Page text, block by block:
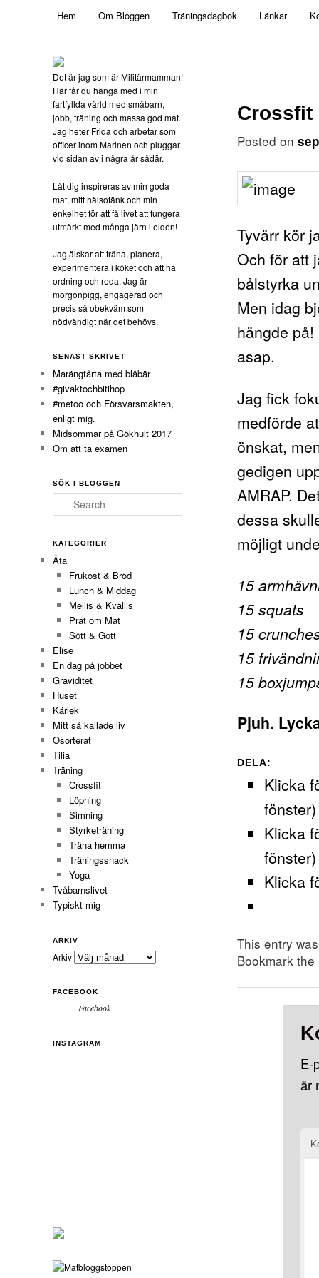
Militärmamman
Skip to primary content
Hem Om Bloggen Träningsdagbok Länkar
Crossfit
Posted on
Tyvärr kör
Och för att
bålstyrka
Men idag
hängde
asap.
Jag fick
medförde
önskat,
gedigen
AMRAP.
dessa
möjligt
15
15 squats
15
15
15
Pjuh.
DELA:
Klicka
fönster)
Klicka
fönster)
Klicka
This entry
Bookmark the
E-
är
Det är jag som är Militärmamman!
Här får du hänga med i min
fartfyllda värld med småbarn,
jobb, träning och massa god mat.
Jag heter Frida och arbetar som
officer inom Marinen och pluggar
vid sidan av i några år sådär.
Låt dig inspireras av min goda
mat, mitt hälsotänk och min
enkelhet för att få livet att fungera
utmärkt med många järn i elden!
Jag älskar att träna, planera,
experimentera i köket och att ha
ordning och reda. Jag är
morgonpigg, engagerad och
precis så obekväm som
nödvändigt när det behövs.
SENAST SKRIVET
Marängtårta med blåbär
#givaktochbitihop
#metoo och Försvarsmakten,
enligt mig.
Midsommar på Gökhult 2017
Om att ta examen
SÖK I BLOGGEN
Search
KATEGORIER
Äta
Frukost & Bröd
Lunch & Middag
Mellis & Kvällis
Prat om Mat
Sött & Gott
Elise
En dag på jobbet
Graviditet
Huset
Kärlek
Mitt så kallade liv
Osorterat
Tilia
Träning
Crossfit
Löpning
Simning
Styrketräning
Träna hemma
Träningssnack
Yoga
Tvåbarnslivet
Typiskt mig
ARKIV
Arkiv
FACEBOOK
Facebook
INSTAGRAM